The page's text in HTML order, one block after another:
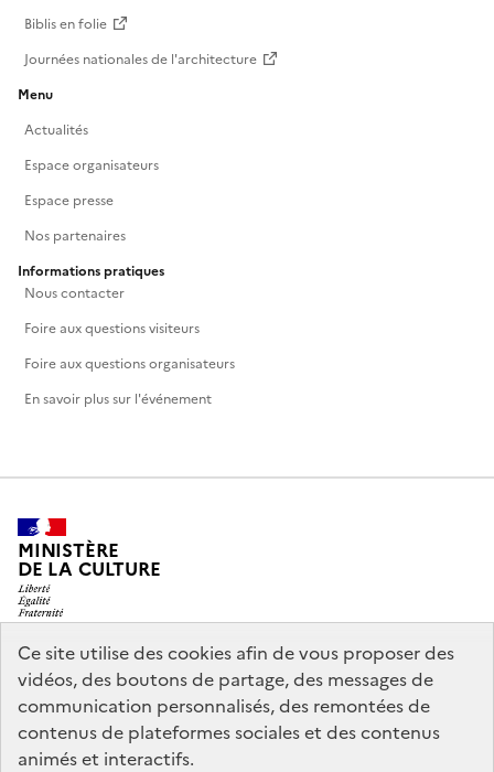
Ce site utilise des cookies afin de vous proposer des
vidéos, des boutons de partage, des messages de
communication personnalisés, des remontées de
contenus de plateformes sociales et des contenus
animés et interactifs.
Biblis en folie
Journées nationales de l'architecture
Menu
Actualités
Espace organisateurs
Espace presse
Nos partenaires
Informations pratiques
Nous contacter
Foire aux questions visiteurs
Foire aux questions organisateurs
En savoir plus sur l'événement
MINISTÈRE
DE LA CULTURE
legifrance.gouv.fr
info.gouv.fr
service-public.gouv.fr
data.gouv.fr